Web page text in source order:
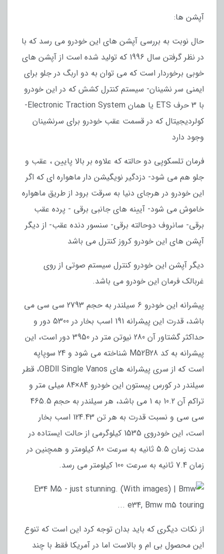
آپشن ها:
حال نوبت به بررسی آپشن های این خودرو می رسد که با
در نظر گرفتن سال 1996 که تولید شده است از آپشن های
خوبی برخوردار است که می توان به دو اربگ در جلو برای
ایمنی سر نشینان- سیستم کنترل کشش که در این خودرو
با 3 حرف ETS یا همان Electronic Traction System-
کولردیجیتال که در قسمت عقب خودرو برای سرنشینان
وجود دارد
فرمان تلسکوپی دو حالته که علاوه بر بالا پایین ، عقب و
جلو هم می شود- دزدگیر نویگیشن دار ماهواره ای که اگر
این خودرو در هرجای دنیا به سرقت برود از طریق ماهواره
خاموش می شود- آیینه های جانبی برقی - پرده عقب
برقی- سانروف دوحالته برقی- سنسور دنده عقب- از دیگر
آپشن های این خودرو کروز کنترل می باشد
دیگر آپشن این خودرو کنترل سیستم صوتی از روی
غربالک فرمان این خودرو می باشد.
پیشرانه این خودرو 6 سیلندر به حجم 2793 سی سی می
باشد، قدرت این پیشرانه 191 اسب بخار در 5300 دور و
حداکثر گشتاور آن 280 نیوتن متر در 3950 دور است، این
پیشرانه به کد M52B28 شناخته می شود و 24 سوپاپه
است که از سری پیشرانه های OBDІІ Single Vanos، قطر
سیلندر در کورس پیستون این خودرو 84×84 میلی متر و
تراکم آن 10.2 به 1 می باشد، هر سیلندر به حجم 465.5
سی سی و نسبت قدرت به هر تن 124.43 اسب بخار
است، این خودروی 1535 کیلوگرمی از حالت ایستاده در
مدت زمان 5.5 ثانیه به سرعت 80 کیلومتر و همچنین در
زمان 7.4 ثانیه به سرعت 100 کیلومتر می رسد.
از نکات دیگری که باید بدان توجه کرد این است که تنوع
این محصول بی ام و بالاست اما در آمریکا فقط با چند